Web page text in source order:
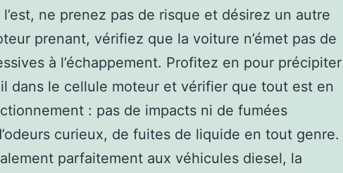
l’est, ne prenez pas de risque et désirez un autre
prenant, vérifiez que la voiture n’émet pas de
à l’échappement. Profitez en pour précipiter
dans le cellule moteur et vérifier que tout est en
: pas de impacts ni de fumées
curieux, de fuites de liquide en tout genre.
parfaitement aux véhicules diesel, la